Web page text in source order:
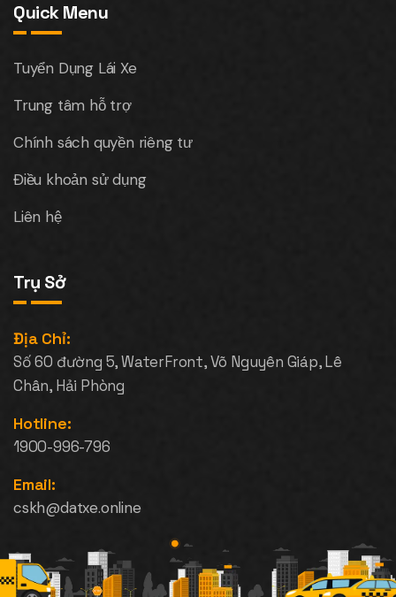
Quick Menu
Tuyển Dụng Lái Xe
Trung tâm hỗ trợ
Chính sách quyền riêng tư
Điều khoản sử dụng
Liên hệ
Trụ Sở
Địa Chỉ:
Số 60 đường 5, WaterFront, Võ Nguyên Giáp, Lê
Chân, Hải Phòng
Hotline:
1900-996-796
Email:
cskh@datxe.online